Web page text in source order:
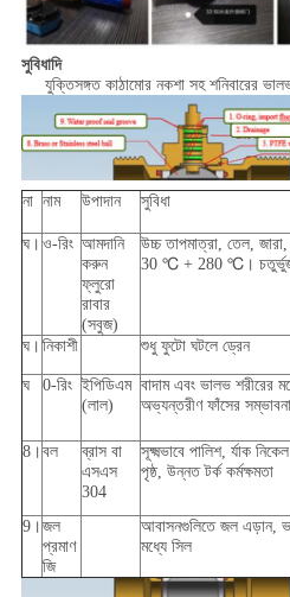
সুবিধাদি
যুক্তিসঙ্গত কাঠামোর নকশা সহ শনিবারের
না নাম উপাদান সুবিধা
ঘ। ও-রিং আমদানি
করুন
ফ্লুরো
রাবার
(সবুজ)
উচ্চ তাপমাত্রা, তেল,
30 ℃ + 280 ℃। চতুর্ভুজ
ঘ। নিকাশী শুধু ফুটো ঘটলে ড্রেন
ঘ 0-রিং ইপিডিএম
(লাল)
বাদাম এবং ভালভ শরীরের
অভ্যন্তরীণ ফাঁসের
8। বল
ব্রাস বা
এসএস
304
সূক্ষ্মভাবে পালিশ, র্যাক
পৃষ্ঠ, উন্নত টর্ক কর্মক্ষমতা
9। জল
প্রমাণ
জি
আবাসনগুলিতে জল এড়ান,
মধ্যে সিল